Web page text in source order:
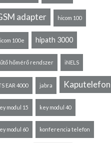
adapter hicom 100
100e hipath 3000
hőmérő rendszer iNELS
EAR 4000 jabra Kaputelefon
modul 15 key modul 40
modul 60 konferencia telefon